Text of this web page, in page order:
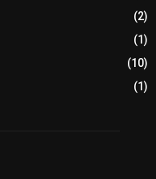
(2)
(1)
(10)
(1)